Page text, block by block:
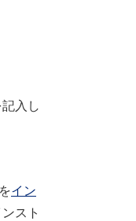
入し
イン
スト